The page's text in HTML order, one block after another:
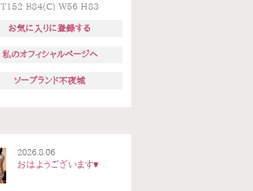
T152 B84(C) W56 H83
お気に入りに登録する
私のオフィシャルページへ
ソープランド不夜城
2026.8.06
おはようございます♥️